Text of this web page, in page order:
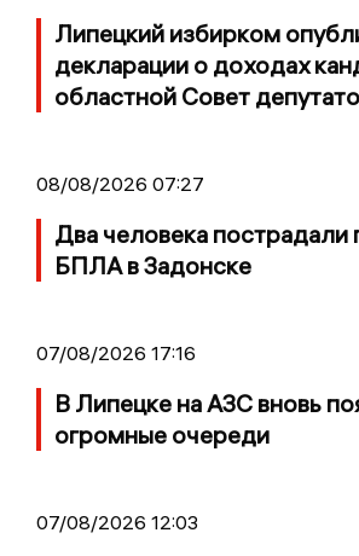
Липецкий избирком
декларации о доходах
областной Совет
08/08/2026 07:27
Два человека пострадали
БПЛА в Задонске
07/08/2026 17:16
В Липецке на АЗС вновь
огромные очереди
07/08/2026 12:03